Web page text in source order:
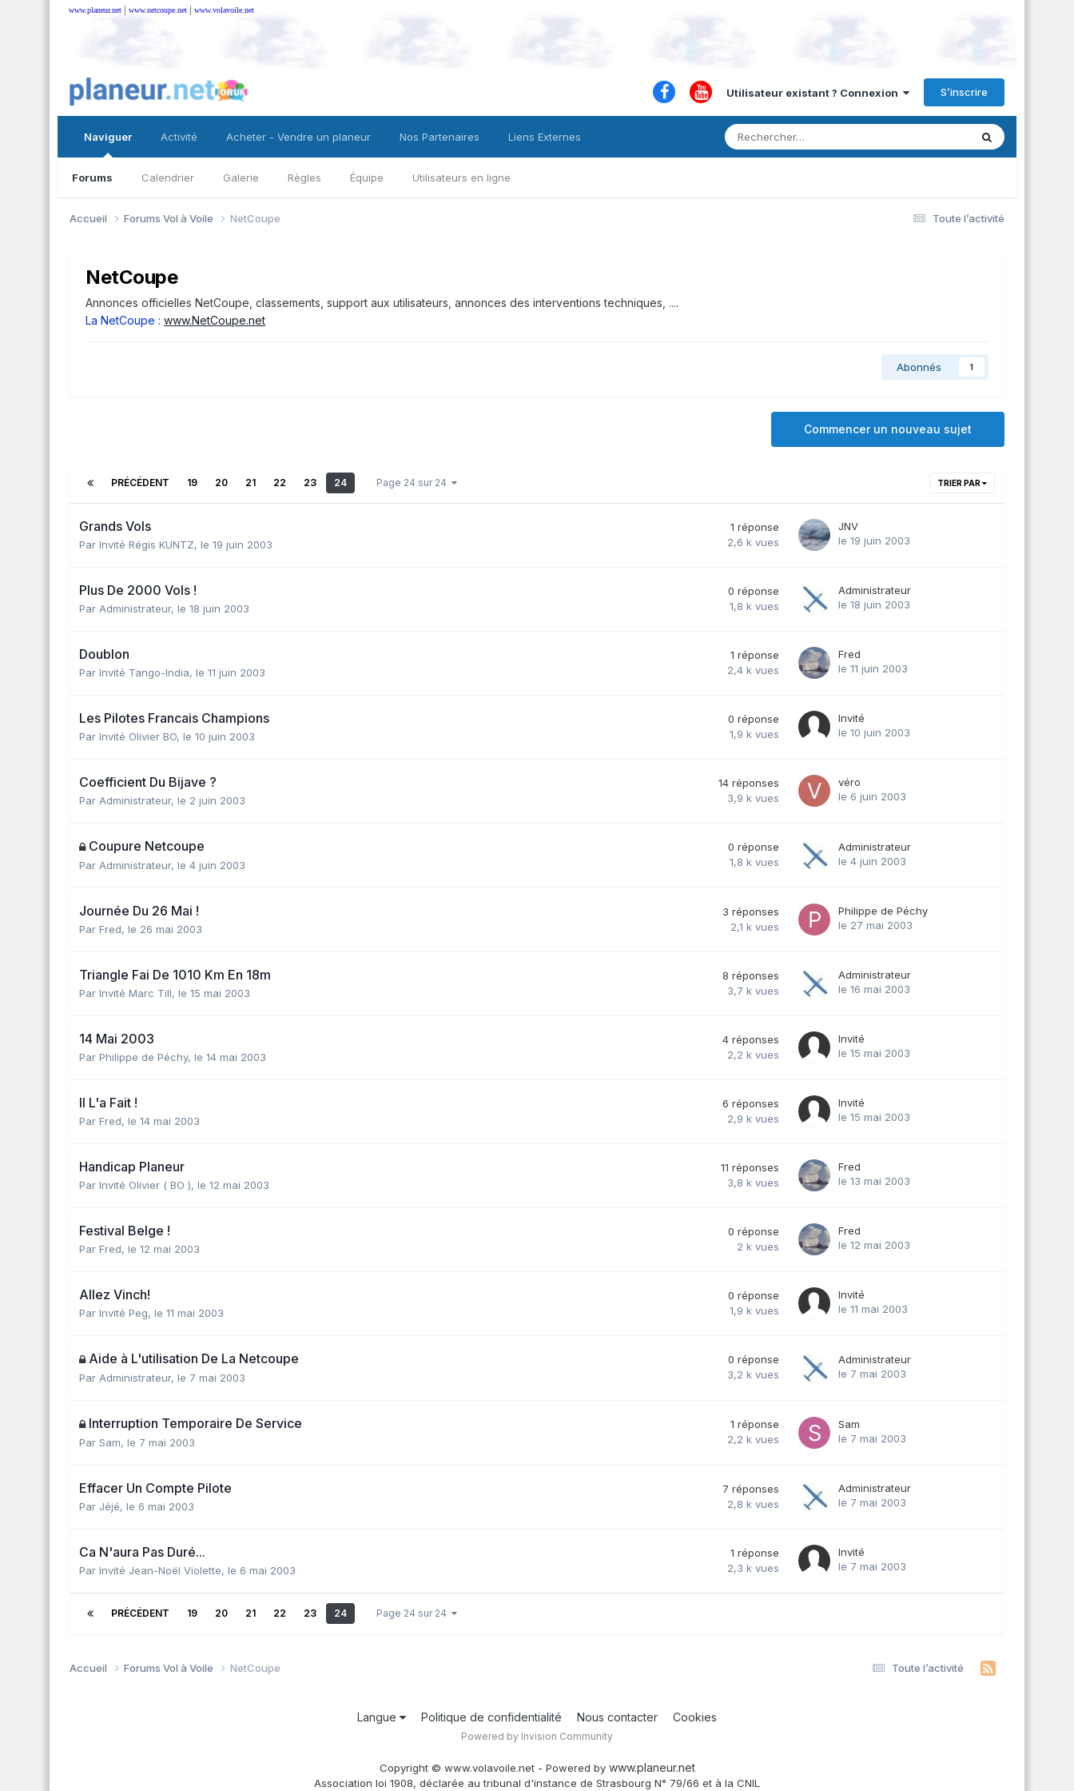
www.planeur.net | www.netcoupe.net | www.volavoile.net
Utilisateur existant ? Connexion S’inscrire
Naviguer
Forums Calendrier Galerie Règles Équipe Utilisateurs en ligne
Activité Acheter - Vendre un planeur Nos Partenaires Liens Externes
Toute l’activité
Accueil Forums Vol à Voile NetCoupe
NetCoupe
Annonces officielles NetCoupe, classements, support aux utilisateurs, annonces des interventions techniques, ....
La NetCoupe : www.NetCoupe.net
Abonnés 1
Commencer un nouveau sujet
TRIER PAR
PRÉCÉDENT 19 20 21 22 23 24 Page 24 sur 24
Grands Vols
Par Invité Régis KUNTZ, le 19 juin 2003
1 réponse
2,6 k vues
JNV
le 19 juin 2003
Plus De 2000 Vols !
Par Administrateur, le 18 juin 2003
0 réponse
1,8 k vues
Administrateur
le 18 juin 2003
Doublon
Par Invité Tango-India, le 11 juin 2003
1 réponse
2,4 k vues
Fred
le 11 juin 2003
Les Pilotes Francais Champions
Par Invité Olivier BO, le 10 juin 2003
0 réponse
1,9 k vues
Invité
le 10 juin 2003
Coefficient Du Bijave ?
Par Administrateur, le 2 juin 2003
14 réponses
3,9 k vues
véro
le 6 juin 2003
Coupure Netcoupe
Par Administrateur, le 4 juin 2003
0 réponse
1,8 k vues
Administrateur
le 4 juin 2003
Journée Du 26 Mai !
Par Fred, le 26 mai 2003
3 réponses
2,1 k vues
Philippe de Péchy
le 27 mai 2003
Triangle Fai De 1010 Km En 18m
Par Invité Marc Till, le 15 mai 2003
8 réponses
3,7 k vues
Administrateur
le 16 mai 2003
14 Mai 2003
Par Philippe de Péchy, le 14 mai 2003
4 réponses
2,2 k vues
Invité
le 15 mai 2003
Il L'a Fait !
Par Fred, le 14 mai 2003
6 réponses
2,9 k vues
Invité
le 15 mai 2003
Handicap Planeur
Par Invité Olivier ( BO ), le 12 mai 2003
11 réponses
3,8 k vues
Fred
le 13 mai 2003
Festival Belge !
Par Fred, le 12 mai 2003
0 réponse
2 k vues
Fred
le 12 mai 2003
Allez Vinch!
Par Invité Peg, le 11 mai 2003
0 réponse
1,9 k vues
Invité
le 11 mai 2003
Aide à L'utilisation De La Netcoupe
Par Administrateur, le 7 mai 2003
0 réponse
3,2 k vues
Administrateur
le 7 mai 2003
Interruption Temporaire De Service
Par Sam, le 7 mai 2003
1 réponse
2,2 k vues
Sam
le 7 mai 2003
Effacer Un Compte Pilote
Par Jéjé, le 6 mai 2003
7 réponses
2,8 k vues
Administrateur
le 7 mai 2003
Ca N'aura Pas Duré...
Par Invité Jean-Noël Violette, le 6 mai 2003
1 réponse
2,3 k vues
Invité
le 7 mai 2003
PRÉCÉDENT 19 20 21 22 23 24 Page 24 sur 24
Toute l’activité
Accueil Forums Vol à Voile NetCoupe
Langue Politique de confidentialité Nous contacter Cookies
Powered by Invision Community
Copyright © www.volavoile.net - Powered by www.planeur.net
Association loi 1908, déclarée au tribunal d'instance de Strasbourg N° 79/66 et à la CNIL